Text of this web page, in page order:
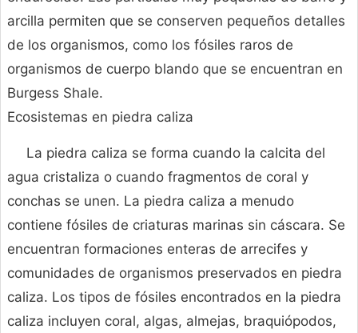
arcilla permiten que se conserven pequeños detalles
de los organismos, como los fósiles raros de
organismos de cuerpo blando que se encuentran en
Burgess Shale.
Ecosistemas en piedra caliza
La piedra caliza se forma cuando la calcita del
agua cristaliza o cuando fragmentos de coral y
conchas se unen. La piedra caliza a menudo
contiene fósiles de criaturas marinas sin cáscara. Se
encuentran formaciones enteras de arrecifes y
comunidades de organismos preservados en piedra
caliza. Los tipos de fósiles encontrados en la piedra
caliza incluyen coral, algas, almejas, braquiópodos,